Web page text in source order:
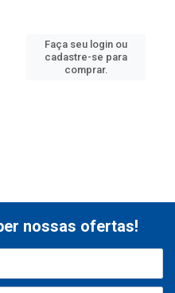
Faça seu login ou
cadastre-se para
comprar.
nossas ofertas!